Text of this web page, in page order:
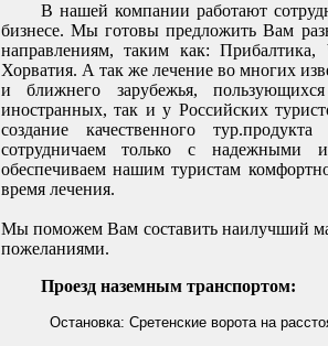
В нашей компании работают
бизнесе. Мы готовы предложить Вам
направлениям, таким как:
Хорватия. А так же лечение во многих
и ближнего зарубежья,
иностранных, так и у Российских
создание качественного
сотрудничаем только с надежными
обеспечиваем нашим туристам
время лечения.
Мы поможем Вам составить наилучший
пожеланиями.
Проезд наземным транспортом:
Остановка: Сретенские ворота на